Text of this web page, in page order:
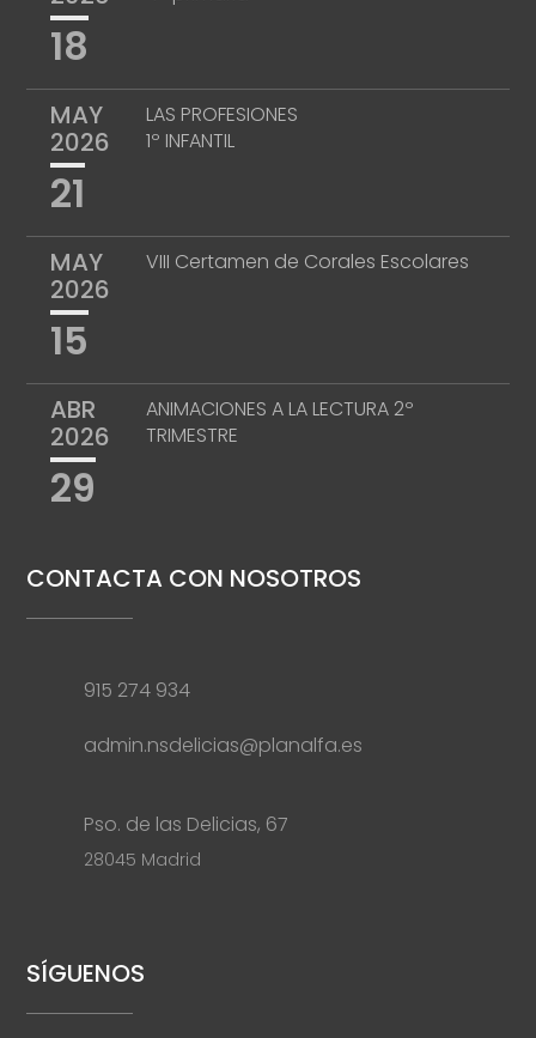
18
MAY
2026
21
LAS PROFESIONES
1º INFANTIL
MAY
2026
15
VIII Certamen de Corales Escolares
ABR
2026
29
ANIMACIONES A LA LECTURA 2º
TRIMESTRE
CONTACTA CON NOSOTROS
915 274 934
admin.nsdelicias@planalfa.es
Pso. de las Delicias, 67
28045 Madrid
SÍGUENOS